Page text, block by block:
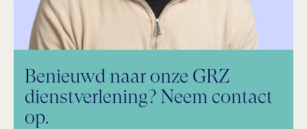
Benieuwd naar onze GRZ
dienstverlening? Neem contact
op.